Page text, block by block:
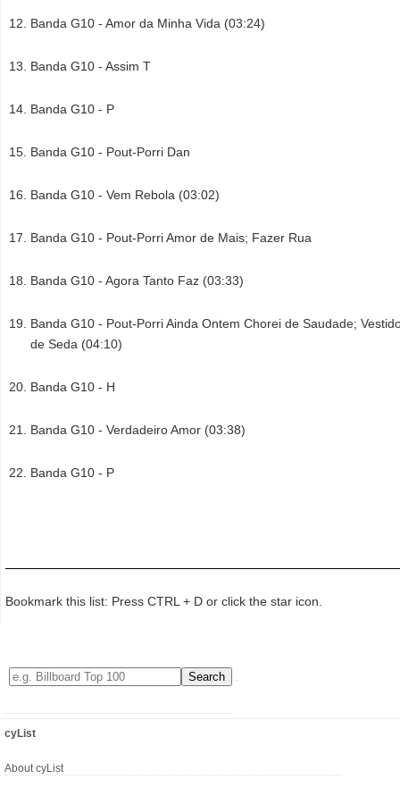
Banda G10 - Amor da Minha Vida (03:24)
Banda G10 - Assim T
Banda G10 - P
Banda G10 - Pout-Porri Dan
Banda G10 - Vem Rebola (03:02)
Banda G10 - Pout-Porri Amor de Mais; Fazer Rua
Banda G10 - Agora Tanto Faz (03:33)
Banda G10 - Pout-Porri Ainda Ontem Chorei de Saudade;
de Seda (04:10)
Banda G10 - H
Banda G10 - Verdadeiro Amor (03:38)
Banda G10 - P
Bookmark this list: Press CTRL + D or click the star icon.
cyList
About cyList